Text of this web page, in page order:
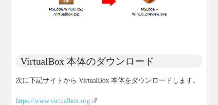
VirtualBox 本体のダウンロード
次に下記サイトから VirtualBox 本体をダウンロードします。
https://www.virtualbox.org